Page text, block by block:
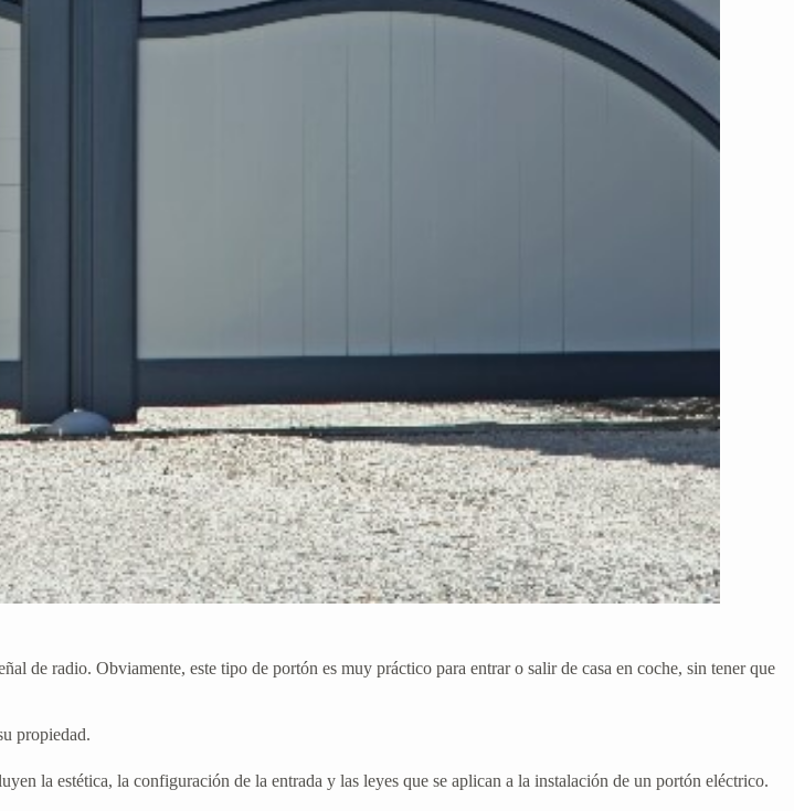
de radio. Obviamente, este tipo de portón es muy práctico para entrar o salir de casa en coche, sin tener que
propiedad.
la estética, la configuración de la entrada y las leyes que se aplican a la instalación de un portón eléctrico.